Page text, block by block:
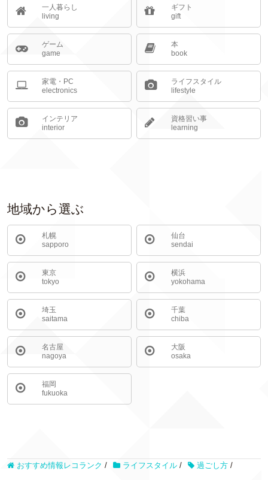
一人暮らし
living
ギフト
gift
ゲーム
game
本
book
家電・PC
electronics
ライフスタイル
lifestyle
インテリア
interior
資格習い事
learning
地域から選ぶ
札幌
sapporo
仙台
sendai
東京
tokyo
横浜
yokohama
埼玉
saitama
千葉
chiba
名古屋
nagoya
大阪
osaka
福岡
fukuoka
おすすめ情報レコランク / ライフスタイル / 過ごし方 /